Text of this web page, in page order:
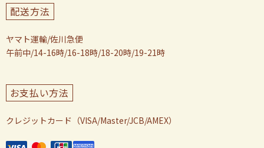
配送方法
ヤマト運輸/佐川急便
午前中/14-16時/16-18時/18-20時/19-21時
お支払い方法
クレジットカード（VISA/Master/JCB/AMEX）